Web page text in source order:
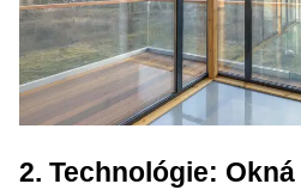
2. Technológie: